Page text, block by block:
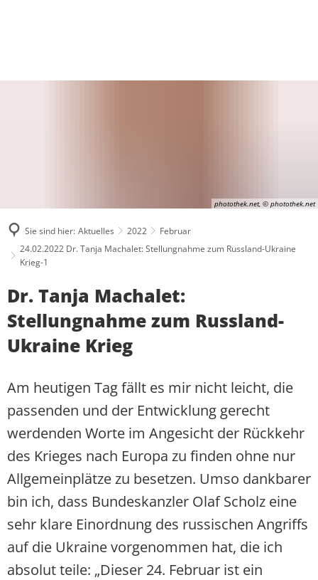
photothek.net, © photothek.net
Sie sind hier: Aktuelles 2022
Februar
24.02.2022 Dr. Tanja Machalet: Stellungnahme zum Russland-Ukraine
Krieg-1
Dr. Tanja Machalet:
Stellungnahme zum Russland-
Ukraine Krieg
Am heutigen Tag fällt es mir nicht leicht, die
passenden und der Entwicklung gerecht
werdenden Worte im Angesicht der Rückkehr
des Krieges nach Europa zu finden ohne nur
Allgemeinplätze zu besetzen. Umso dankbarer
bin ich, dass Bundeskanzler Olaf Scholz eine
sehr klare Einordnung des russischen Angriffs
auf die Ukraine vorgenommen hat, die ich
absolut teile: „Dieser 24. Februar ist ein